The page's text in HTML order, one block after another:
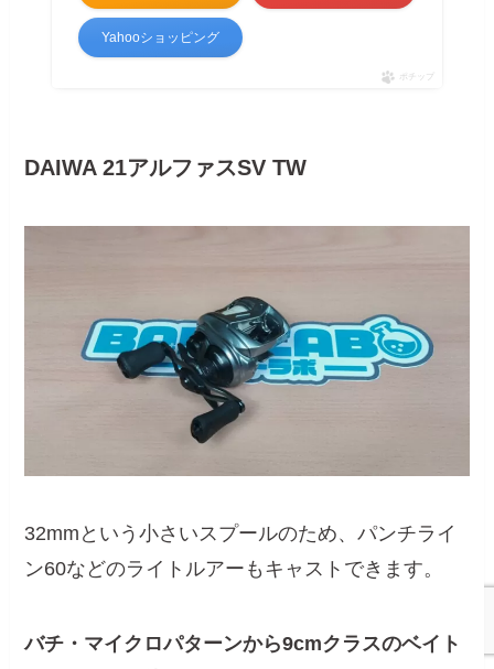
Yahooショッピング
ポチップ
DAIWA 21アルファスSV TW
32mmという小さいスプールのため、パンチライ
ン60などのライトルアーもキャストできます。
バチ・マイクロパターンから9cmクラスのベイト